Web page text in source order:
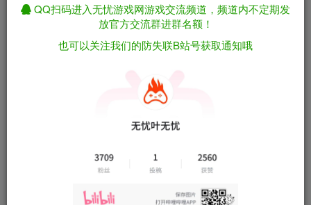
免费资源
重建你的岛屿/Restore Your Island
有问题看网站顶部解压运
迅雷下载
全站统一解压密码：
QQ扫码进入无忧游戏网游戏交流频道，频道内不定期发
放官方交流群进群名额！
也可以关注我们的防失联B站号获取通知哦